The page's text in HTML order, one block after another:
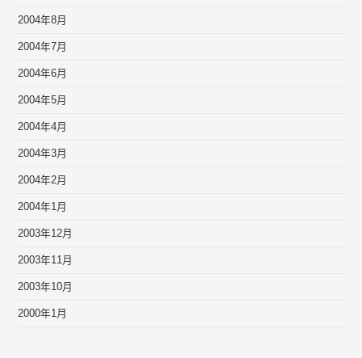
2004年8月
2004年7月
2004年6月
2004年5月
2004年4月
2004年3月
2004年2月
2004年1月
2003年12月
2003年11月
2003年10月
2000年1月